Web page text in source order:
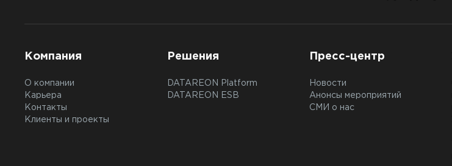
Компания
О компании
Карьера
Контакты
Клиенты и проекты
Решения
DATAREON Platform
DATAREON ESB
Пресс-центр
Новости
Анонсы мероприятий
СМИ о нас